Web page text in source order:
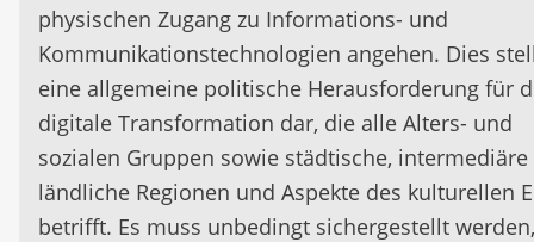
physischen Zugang zu Informations- und
Kommunikationstechnologien angehen. Dies
eine allgemeine politische Herausforderung für
digitale Transformation dar, die alle Alters- und
sozialen Gruppen sowie städtische,
ländliche Regionen und Aspekte des kulturellen
betrifft. Es muss unbedingt sichergestellt werden,